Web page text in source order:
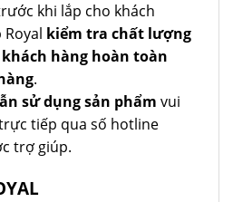
khi lắp cho khách
kiểm tra chất lượng
hàng hoàn toàn
.
sử dụng sản phẩm vui
tiếp qua số hotline
trợ giúp.